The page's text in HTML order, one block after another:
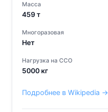
Масса
459т
Многоразовая
Нет
Нагрузка на ССО
5000 кг
Подробнее в Wikipedia →